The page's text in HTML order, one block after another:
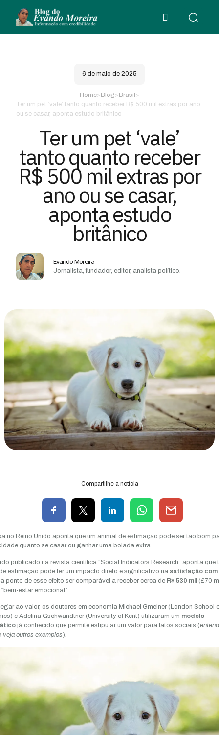
6 de maio de 2025
Home> Blog> Brasil >
Ter um pet ‘vale’ tanto quanto receber R$ 500 mil extras por ano
ou se casar, aponta estudo britânico
Ter um pet ‘vale’
tanto quanto receber
R$ 500 mil extras por
ano ou se casar,
aponta estudo
britânico
Evando Moreira
Jornalista, fundador, editor, analista político.
Compartilhe a notícia
no Reino Unido aponta que um animal de estimação pode ser tão bom
quanto se casar ou ganhar uma bolada extra.
publicado na revista científica “Social Indicators Research” aponta que
estimação pode ter um impacto direto e significativo na satisfação com
ponto de esse efeito ser comparável a receber cerca de R$ 530 mil(£70
estar emocional”.
ao valor, os doutores em economia Michael Gmeiner (London School
e Adelina Gschwandtner (University of Kent) utilizaram um modelo
já conhecido que permite estipular um valor para fatos sociais (
veja outros exemplos).